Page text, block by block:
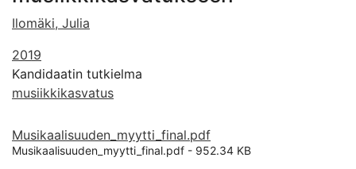
Ilomäki, Julia
2019
Kandidaatin tutkielma
musiikkikasvatus
Musikaalisuuden_myytti_final.pdf
Musikaalisuuden_myytti_final.pdf - 952.34 KB